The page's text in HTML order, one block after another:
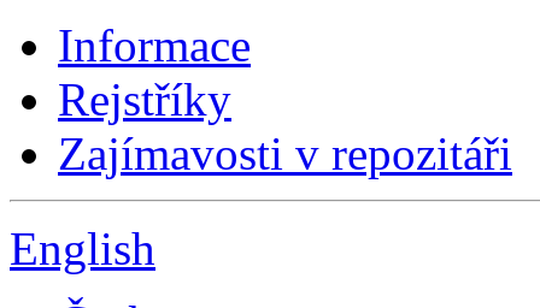
Informace
Rejstříky
Zajímavosti v repozitáři
English